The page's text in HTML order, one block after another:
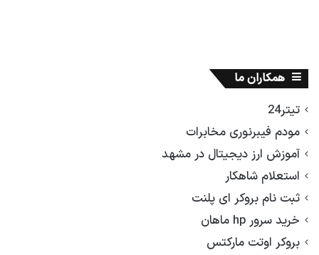
همکاران ما
تیتر24
مودم فیبرنوری مخابرات
آموزش ارز دیجیتال در مشهد
استعلام شاهکار
ثبت نام بروکر ای پلنت
خرید سرور hp ماهان
بروکر اوتت مارکتس